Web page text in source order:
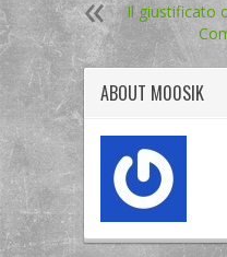
Il giustificato
ABOUT M00SIK